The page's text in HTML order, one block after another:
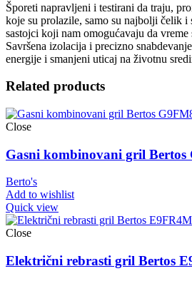
Šporeti napravljeni i testirani da traju,
koje su prolazile, samo su najbolji čelik i
sastojci koji nam omogućavaju da vreme
Savršena izolacija i precizno
energije i smanjeni uticaj na životnu
Related products
Close
Gasni kombinovani gril Bertos
Berto's
Add to wishlist
Quick view
Close
Električni rebrasti gril Bertos